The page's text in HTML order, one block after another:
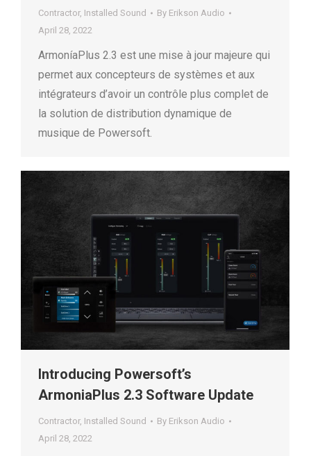
Contractor, Installed Sound By Erikson Audio
April 28, 2022
ArmoníaPlus 2.3 est une mise à jour majeure qui
permet aux concepteurs de systèmes et aux
intégrateurs d’avoir un contrôle plus complet de
la solution de distribution dynamique de
musique de Powersoft.
Introducing Powersoft’s
ArmoniaPlus 2.3 Software Update
Contractor, Installed Sound By Erikson Audio
April 28, 2022